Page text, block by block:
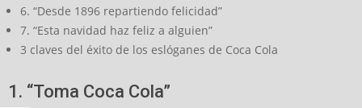
6. “Desde 1896 repartiendo felicidad”
7. “Esta navidad haz feliz a alguien”
3 claves del éxito de los eslóganes de Coca Cola
1. “Toma Coca Cola”